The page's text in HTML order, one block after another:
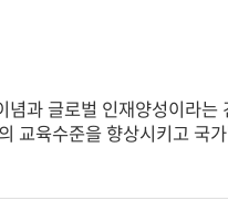
과 글로벌 인재양성이라는
교육수준을 향상시키고 국